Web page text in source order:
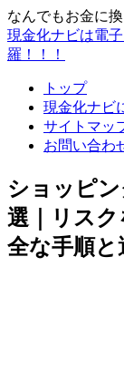
なんでもお金に
現金化ナビは電
羅！！！
トップ
現金化ナビ
サイトマッ
お問い合わ
ショッピ
選｜リス
全な手順と